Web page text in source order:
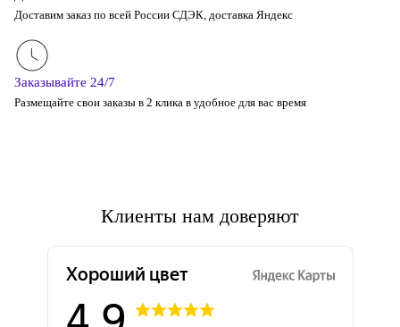
Доставим заказ по всей России СДЭК, доставка Яндекс
Заказывайте 24/7
Размещайте свои заказы в 2 клика в удобное для вас время
Клиенты нам доверяют